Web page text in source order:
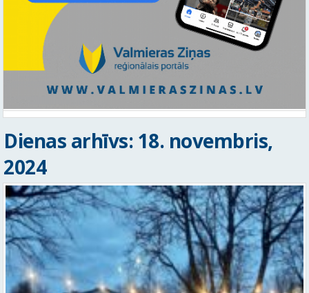
Dienas arhīvs: 18. novembris,
2024